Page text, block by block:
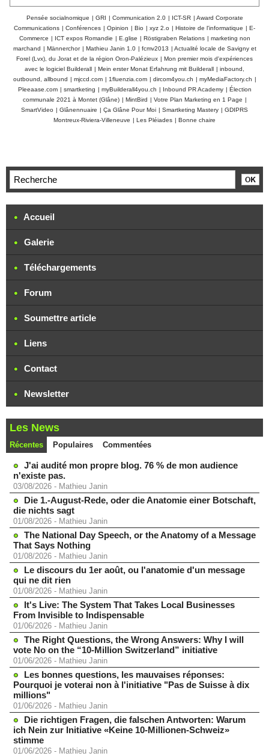
Pensée socialnomique | GRI | Communication 2.0 | ICT-SR | Award Corporate
Communications | Conférences | Opinion | Bio | xyz 2.o | Histoire de l'informatique | E-
Commerce | ICT expos Romandie | E.glise | Röstigraben Relations | marketing non
marchand | Männerchor | Mathieu Janin 1.0 | fcmv2013 | Actualité locale de Savigny et
Forel (Lvx), du Jorat et de la région Oron-Palézieux | Mon premier mois d'expériences
avec le logiciel Builderall | Mein erster Monat Erfahrung mit Builderall | inbound,
outbound, allbound | mjccd.com | 1fluenzia.com | dircom4you.ch | myMediaFactory.ch |
Pleeaase.com | smartketing | myBuilderall4you.ch | Inbound PR Academy | Élection
communale 2021 à Montet (Glâne) | MintBird | Votre Plan Marketing en 1 Page |
SmartVideo | Glânennuaire | Ça Glâne Pour Moi | Smartketing Mastery | GDIPRS
Montreux-Riviera-Villeneuve | Les Pléiades | Bonne chaire
Accueil
Galerie
Téléchargements
Forum
Soumettre article
Liens
Contact
Newsletter
Les News
Récentes Populaires Commentées
J'ai audité mon propre blog. 76 % de mon audience
n'existe pas.
03/08/2026 - Mathieu Janin
Die 1.-August-Rede, oder die Anatomie einer Botschaft,
die nichts sagt
01/08/2026 - Mathieu Janin
The National Day Speech, or the Anatomy of a Message
That Says Nothing
01/08/2026 - Mathieu Janin
Le discours du 1er août, ou l'anatomie d'un message
qui ne dit rien
01/08/2026 - Mathieu Janin
It's Live: The System That Takes Local Businesses
From Invisible to Indispensable
01/06/2026 - Mathieu Janin
The Right Questions, the Wrong Answers: Why I will
vote No on the “10-Million Switzerland” initiative
01/06/2026 - Mathieu Janin
Les bonnes questions, les mauvaises réponses:
Pourquoi je voterai non à l'initiative "Pas de Suisse à dix
millions"
01/06/2026 - Mathieu Janin
Die richtigen Fragen, die falschen Antworten: Warum
ich Nein zur Initiative «Keine 10-Millionen-Schweiz»
stimme
01/06/2026 - Mathieu Janin